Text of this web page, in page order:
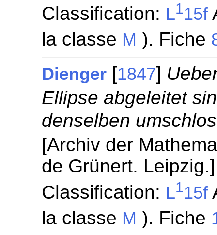
Classification: L115f
la classe M ). Fiche
Dienger [1847]
Ellipse abgeleitet
denselben
[Archiv der
de Grünert.
Classification: L115f
la classe M ). Fiche